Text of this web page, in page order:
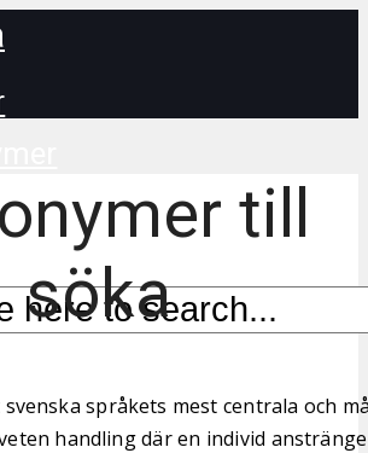
till
söka
språkets mest centrala och
handling där en individ